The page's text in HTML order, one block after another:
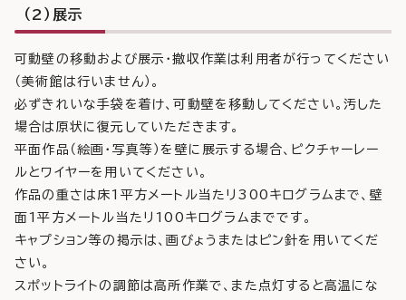
（2）展示
可動壁の移動および展示・撤収作業は利用者が行ってください
（美術館は行いません）。
必ずきれいな手袋を着け、可動壁を移動してください。汚した
場合は原状に復元していただきます。
平面作品（絵画・写真等）を壁に展示する場合、ピクチャーレー
ルとワイヤーを用いてください。
作品の重さは床1平方メートル当たリ300キログラムまで、壁
面1平方メートル当たリ100キログラムまでです。
キャプション等の掲示は、画びょうまたはピン針を用いてくだ
さい。
スポットライトの調節は高所作業で、また点灯すると高温にな